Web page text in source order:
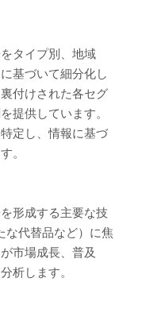
タイプ別、地域
基づいて細分化し
付けされた各セグ
提供しています。
定し、情報に基づ
。
形成する主要な技
な代替品など）に焦
市場成長、普及
析します。